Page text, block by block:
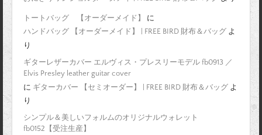
トートバッグ 【オーダーメイド】
に
ハンドバッグ 【オーダーメイド】 | FREE BIRD 財布＆バッグ よ
り
ギターレザーカバー エルヴィス・プレスリーモデル fb0913 ／
Elvis Presley leather guitar cover
に ギターカバー 【セミオーダー】 | FREE BIRD 財布＆バッグ よ
り
シンプル＆美しいフォルムのオリジナルウォレット
fb0152【受注生産】